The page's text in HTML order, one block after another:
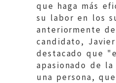
que haga más
su labor en los
anteriormente
candidato,
destacado que
apasionado de
una persona,